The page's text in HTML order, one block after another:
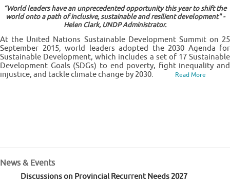
“World leaders have an unprecedented opportunity this year to shift the
world onto a path of inclusive, sustainable and resilient development" -
Helen Clark, UNDP Administrator.
At the United Nations Sustainable Development Summit on 25
September 2015, world leaders adopted the 2030 Agenda for
Sustainable Development, which includes a set of 17 Sustainable
Development Goals (SDGs) to end poverty, fight inequality and
injustice, and tackle climate change by 2030.
Read More
News & Events
Discussions on Provincial Recurrent Needs 2027